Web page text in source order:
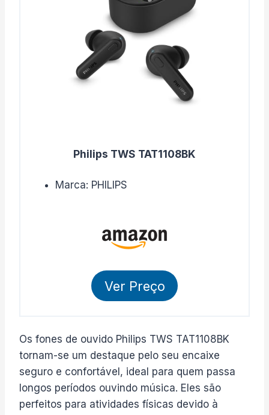
Philips TWS TAT1108BK
Marca: PHILIPS
Ver Preço
Os fones de ouvido Philips TWS TAT1108BK
tornam-se um destaque pelo seu encaixe
seguro e confortável, ideal para quem passa
longos períodos ouvindo música. Eles são
perfeitos para atividades físicas devido à